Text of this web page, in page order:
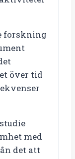
forskning
över tid
med
det att